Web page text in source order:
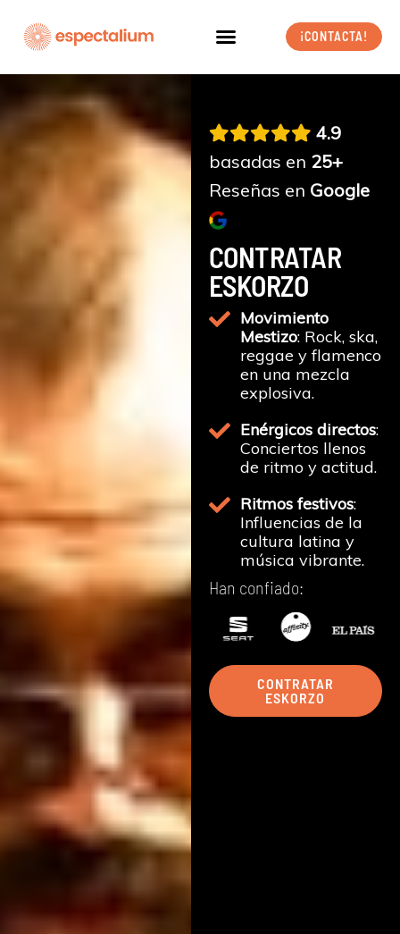
¡CONTACTA!
4.9
basadas en 25+
Reseñas en Google
CONTRATAR
ESKORZO
Movimiento
Mestizo: Rock, ska,
reggae y flamenco
en una mezcla
explosiva.
Enérgicos directos:
Conciertos llenos
de ritmo y actitud.
Ritmos festivos:
Influencias de la
cultura latina y
música vibrante.
Han confiado:
CONTRATAR
ESKORZO